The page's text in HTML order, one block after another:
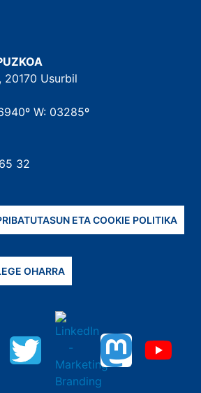
20170 Usurbil
W: 03285º
32
ETA COOKIE POLITIKA
OHARRA